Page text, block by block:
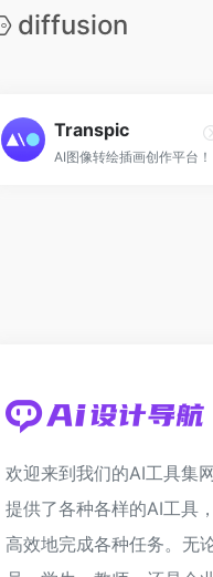
diffusion
Transpic
AI图像转绘插画创作平台！
欢迎来到我们的AI工具集
提供了各种各样的AI工具
高效地完成各种任务。无